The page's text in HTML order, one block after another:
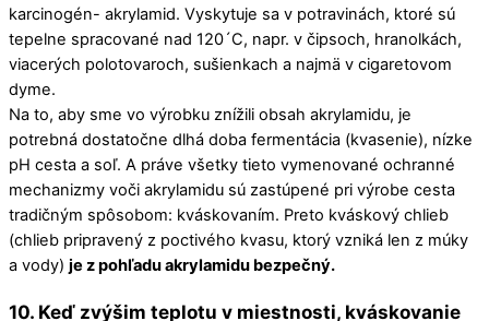
karcinogén- akrylamid. Vyskytuje sa v potravinách, ktoré sú
tepelne spracované nad 120´C, napr. v čipsoch, hranolkách,
viacerých polotovaroch, sušienkach a najmä v cigaretovom
dyme.
Na to, aby sme vo výrobku znížili obsah akrylamidu, je
potrebná dostatočne dlhá doba fermentácia (kvasenie), nízke
pH cesta a soľ. A práve všetky tieto vymenované ochranné
mechanizmy voči akrylamidu sú zastúpené pri výrobe cesta
tradičným spôsobom: kváskovaním. Preto kváskový chlieb
(chlieb pripravený z poctivého kvasu, ktorý vzniká len z múky
a vody) je z pohľadu akrylamidu bezpečný.
10. Keď zvýšim teplotu v miestnosti, kváskovanie